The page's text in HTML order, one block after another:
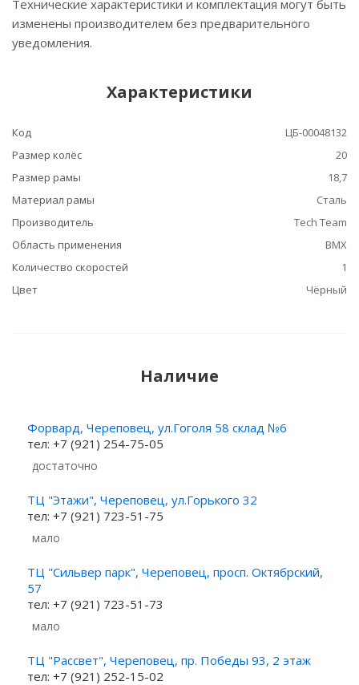
Технические характеристики и комплектация могут быть
изменены производителем без предварительного
уведомления.
Характеристики
Код
ЦБ-00048132
Размер колёс
20
Размер рамы
18,7
Материал рамы
Сталь
Производитель
Tech Team
Область применения
BMX
Количество скоростей
1
Цвет
Чёрный
Наличие
Форвард, Череповец, ул.Гоголя 58 склад №6
тел: +7 (921) 254-75-05
Достаточно
ТЦ "Этажи", Череповец, ул.Горького 32
тел: +7 (921) 723-51-75
Мало
ТЦ "Сильвер парк", Череповец, просп. Октябрский,
57
тел: +7 (921) 723-51-73
Мало
ТЦ "Рассвет", Череповец, пр. Победы 93, 2 этаж
тел: +7 (921) 252-15-02